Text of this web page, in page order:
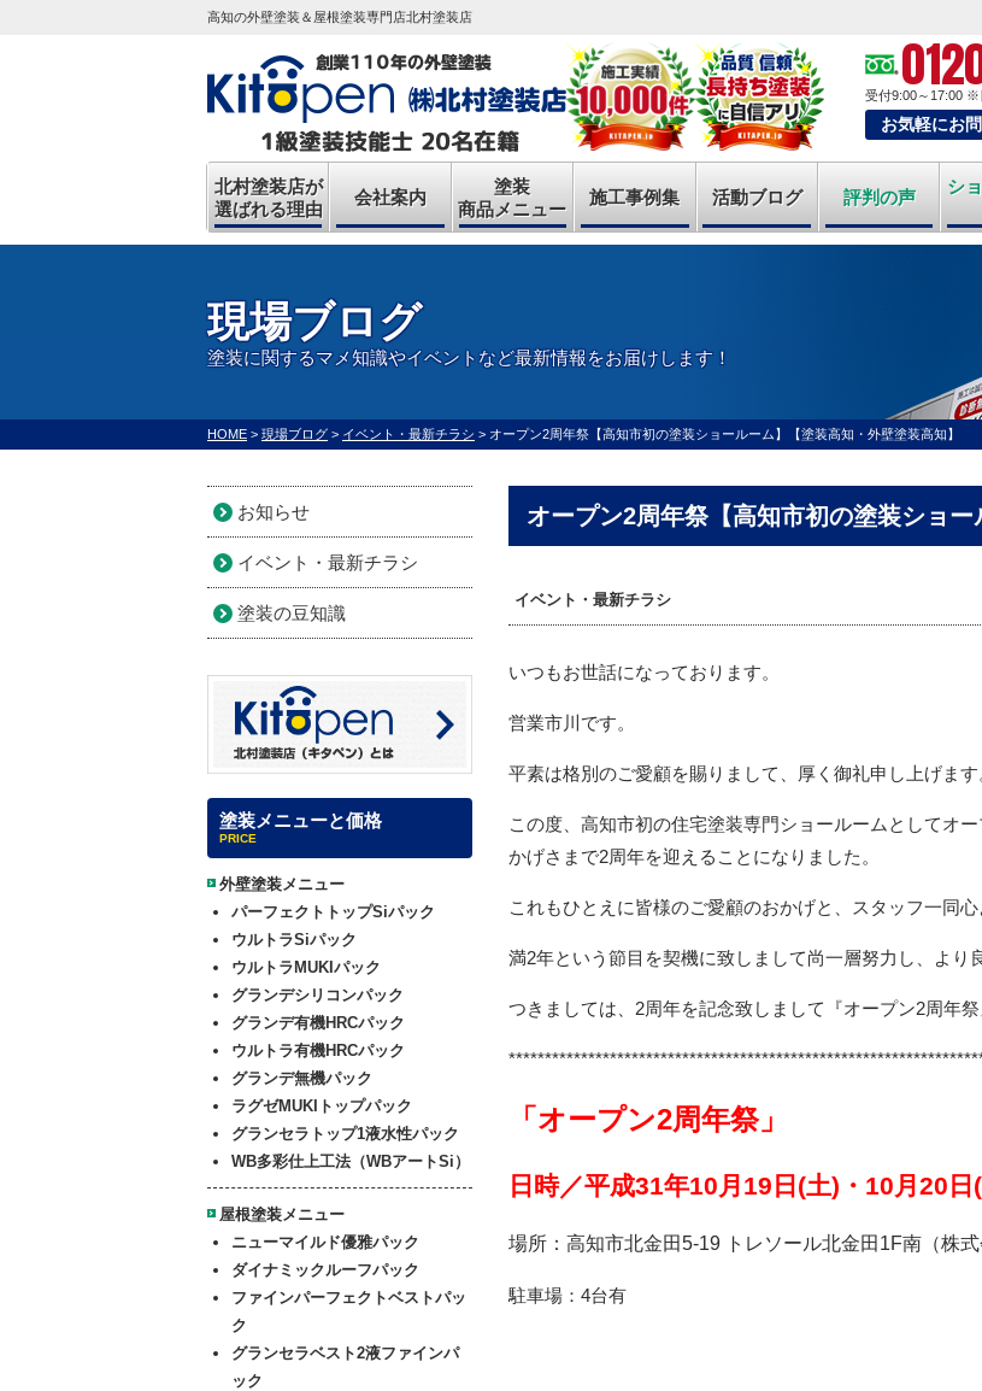
高知の外壁塗装＆屋根塗装専門店北村塗装店
受付9:00～17:00 ※
お気軽にお
北村塗装店が
選ばれる理由
会社案内
塗装
商品メニュー
施工事例集 活動ブログ 評判の声
シ
現場ブログ
塗装に関するマメ知識やイベントなど最新情報をお届けします！
HOME > 現場ブログ > イベント・最新チラシ > オープン2周年祭【高知市初の塗装ショールーム】【塗装高知・外壁塗装高知】
オープン2周年祭【高知市初の塗装ショー
イベント・最新チラシ
いつもお世話になっております。
営業市川です。
平素は格別のご愛顧を賜りまして、厚く御礼申し上げます
この度、高知市初の住宅塗装専門ショールームとしてオ
かげさまで2周年を迎えることになりました。
これもひとえに皆様のご愛顧のおかげと、スタッフ一同心
満2年という節目を契機に致しまして尚一層努力し、より
つきましては、2周年を記念致しまして『オープン2周年
「オープン2周年祭」
日時／平成31年10月19日(土)・10月20
場所：高知市北金田5-19 トレソール北金田1F南（株
駐車場：4台有
お知らせ
イベント・最新チラシ
塗装の豆知識
塗装メニューと価格
PRICE
外壁塗装メニュー
パーフェクトトップSiパック
ウルトラSiパック
ウルトラMUKIパック
グランデシリコンパック
グランデ有機HRCパック
ウルトラ有機HRCパック
グランデ無機パック
ラグゼMUKIトップパック
グランセラトップ1液水性パック
WB多彩仕上工法（WBアートSi）
屋根塗装メニュー
ニューマイルド優雅パック
ダイナミックルーフパック
ファインパーフェクトベストパッ
ク
グランセラベスト2液ファインパ
ック